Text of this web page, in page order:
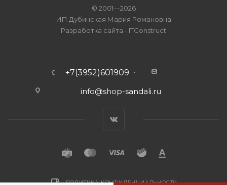
© 2001—2026
ИП Дубинская Мария Романовна
Разработка сайта - ITConstruct
+7(3952)601909
info@shop-sandali.ru
ПОЛИТИКА КОНФИДЕНЦИАЛЬНОСТИ